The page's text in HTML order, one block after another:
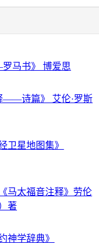
马书》 博爱思
——诗篇》 艾伦·罗斯
卫星地图集》
马太福音注释》劳伦
著
神学辞典》